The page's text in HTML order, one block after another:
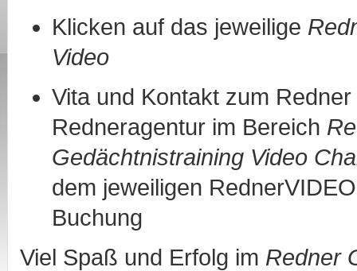
Klicken auf das jeweilige
Video
Vita und Kontakt zum
Redneragentur im Bereich
Gedächtnistraining Video
dem jeweiligen
Buchung
Viel Spaß und Erfolg im Redner